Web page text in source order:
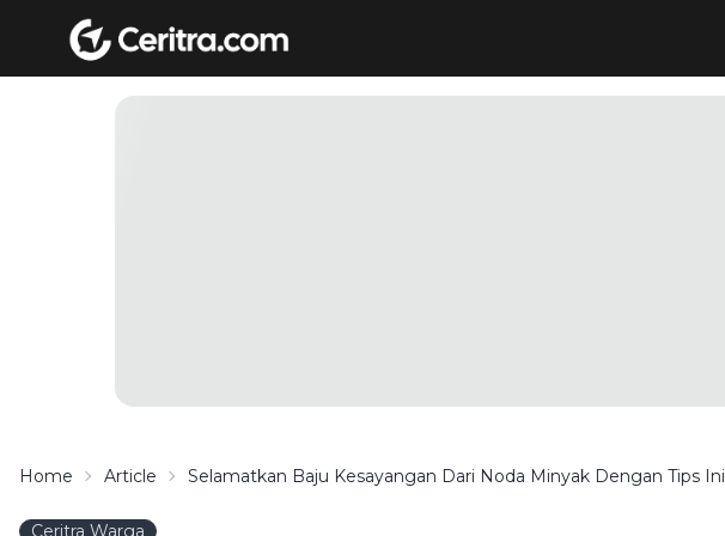
Home Article Selamatkan Baju Kesayangan Dari Noda Minyak Dengan Tips Ini
Ceritra Warga